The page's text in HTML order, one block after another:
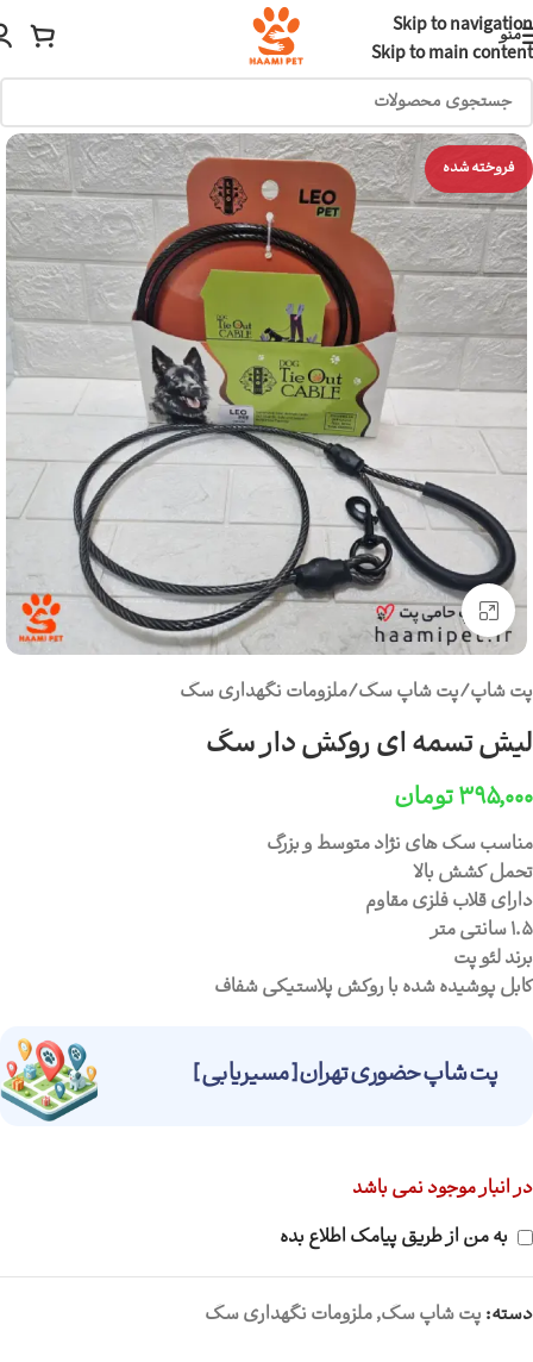
Skip to navigation
Skip to main content
منو
فروخته شده
برای بزرگنمایی کلیک کنید
پت شاپ/پت شاپ سگ/ملزومات نگهداری سگ
لیش تسمه ای روکش دار سگ
۳۹۵,۰۰۰تومان
مناسب سگ های نژاد متوسط و بزرگ
تحمل کشش بالا
دارای قلاب فلزی مقاوم
1.5 سانتی متر
برند لئو پت
کابل پوشیده شده با روکش پلاستیکی شفاف
پت شاپ حضوری تهران [ مسیریابی ]
در انبار موجود نمی باشد
به من از طریق پیامک اطلاع بده
دسته:پت شاپ سگ,ملزومات نگهداری سگ